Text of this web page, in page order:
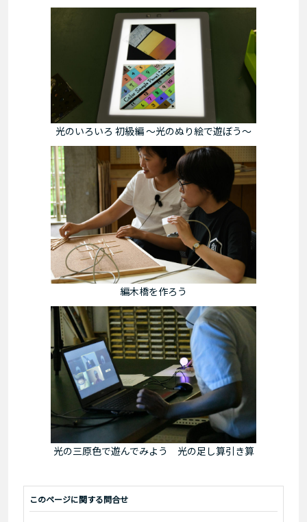
光のいろいろ 初級編 ～光のぬり絵で遊ぼう～
編木橋を作ろう
光の三原色で遊んでみよう 光の足し算引き算
このページに関する問合せ